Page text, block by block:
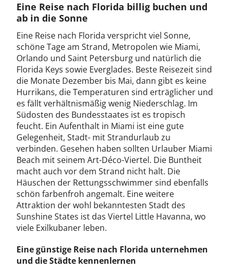
Eine Reise nach Florida billig buchen und
ab in die Sonne
Eine Reise nach Florida verspricht viel Sonne,
schöne Tage am Strand, Metropolen wie Miami,
Orlando und Saint Petersburg und natürlich die
Florida Keys sowie Everglades. Beste Reisezeit sind
die Monate Dezember bis Mai, dann gibt es keine
Hurrikans, die Temperaturen sind erträglicher und
es fällt verhältnismäßig wenig Niederschlag. Im
Südosten des Bundesstaates ist es tropisch
feucht. Ein Aufenthalt in Miami ist eine gute
Gelegenheit, Stadt- mit Strandurlaub zu
verbinden. Gesehen haben sollten Urlauber Miami
Beach mit seinem Art-Déco-Viertel. Die Buntheit
macht auch vor dem Strand nicht halt. Die
Häuschen der Rettungsschwimmer sind ebenfalls
schön farbenfroh angemalt. Eine weitere
Attraktion der wohl bekanntesten Stadt des
Sunshine States ist das Viertel Little Havanna, wo
viele Exilkubaner leben.
Eine günstige Reise nach Florida unternehmen
und die Städte kennenlernen